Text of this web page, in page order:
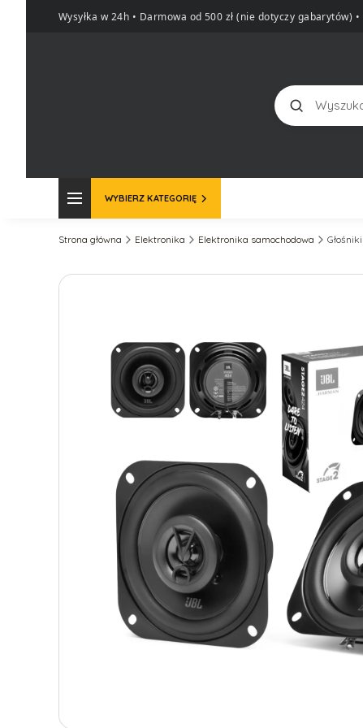
Wysyłka w 24h • Darmowa od 500 zł (nie dotyczy gabarytów) •
Szukaj
WYBIERZ KATEGORIĘ
Strona główna Elektronika Elektronika samochodowa